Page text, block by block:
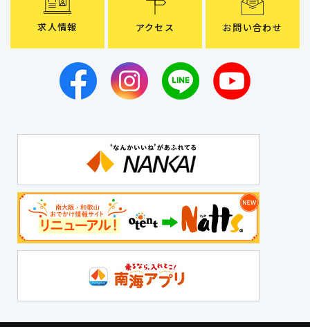
求人情報 アクセス お問い合わせ